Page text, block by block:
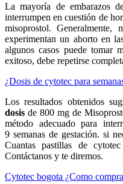
La mayoría de embarazos
interrumpen en cuestión de
misoprostol. Generalmente,
experimentan un aborto en
algunos casos puede tomar
exitoso, debe repetirse
¿Dosis de cytotec para
Los resultados obtenidos
dosis de 800 mg de
método adecuado para
9 semanas de gestación. si
Cuantas pastillas de
Contáctanos y te diremos.
Cytotec bogota ¿Como